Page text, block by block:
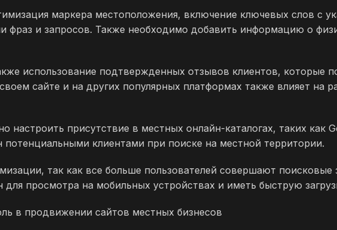
маркера местоположения, включение ключевых слов с
фраз и запросов. Также необходимо добавить информацию о
использование подтвержденных отзывов клиентов, которые
сайте и на других популярных платформах также влияет на
настроить присутствие в местных онлайн-каталогах, таких как
потенциальными клиентами при поиске на местной территории.
так как все больше пользователей совершают
просмотра на мобильных устройствах и иметь быструю
в продвижении сайтов местных бизнесов